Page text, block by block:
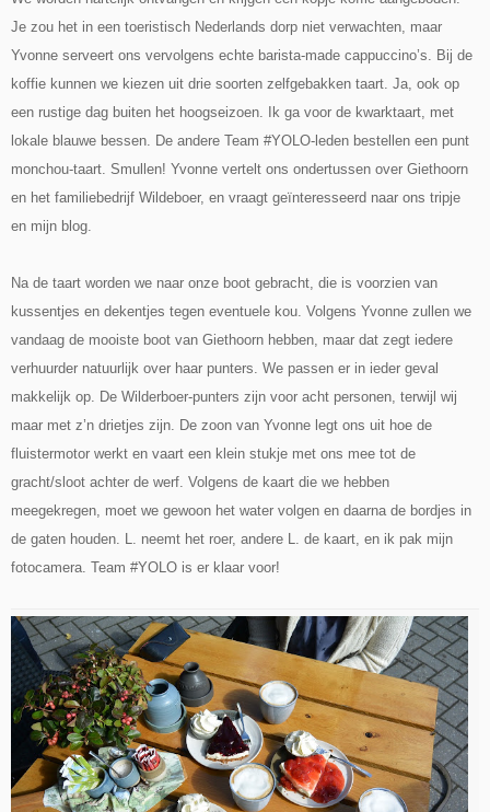
Je zou het in een toeristisch Nederlands dorp niet verwachten, maar
Yvonne serveert ons vervolgens echte barista-made cappuccino’s. Bij de
koffie kunnen we kiezen uit drie soorten zelfgebakken taart. Ja, ook op
een rustige dag buiten het hoogseizoen. Ik ga voor de kwarktaart, met
lokale blauwe bessen. De andere Team #YOLO-leden bestellen een punt
monchou-taart. Smullen! Yvonne vertelt ons ondertussen over Giethoorn
en het familiebedrijf Wildeboer, en vraagt geïnteresseerd naar ons tripje
en mijn blog.
Na de taart worden we naar onze boot gebracht, die is voorzien van
kussentjes en dekentjes tegen eventuele kou. Volgens Yvonne zullen we
vandaag de mooiste boot van Giethoorn hebben, maar dat zegt iedere
verhuurder natuurlijk over haar punters. We passen er in ieder geval
makkelijk op. De Wilderboer-punters zijn voor acht personen, terwijl wij
maar met z’n drietjes zijn. De zoon van Yvonne legt ons uit hoe de
fluistermotor werkt en vaart een klein stukje met ons mee tot de
gracht/sloot achter de werf. Volgens de kaart die we hebben
meegekregen, moet we gewoon het water volgen en daarna de bordjes in
de gaten houden. L. neemt het roer, andere L. de kaart, en ik pak mijn
fotocamera. Team #YOLO is er klaar voor!